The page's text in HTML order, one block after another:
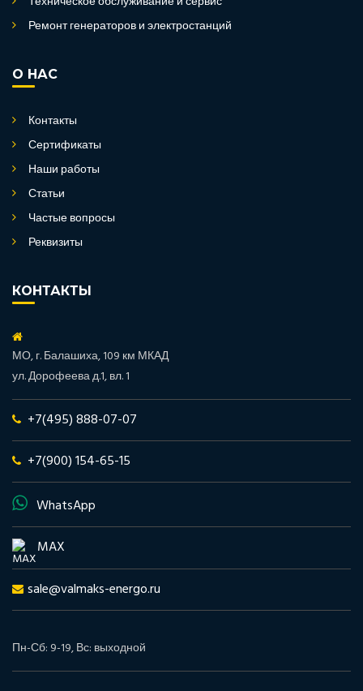
Ремонт генераторов и электростанций
О НАС
Контакты
Сертификаты
Наши работы
Статьи
Частые вопросы
Реквизиты
КОНТАКТЫ
МО, г. Балашиха, 109 км МКАД
ул. Дорофеева д.1, вл. 1
+7(495) 888-07-07
+7(900) 154-65-15
WhatsApp
MAX
sale@valmaks-energo.ru
Пн-Сб: 9-19, Вс: выходной